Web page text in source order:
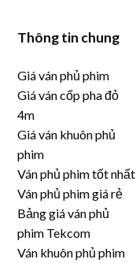
Thông tin chung
Giá ván phủ phim
Giá ván cốp pha đỏ
4m
Giá ván khuôn phủ
phim
Ván phủ phim tốt nhất
Ván phủ phim giá rẻ
Bảng giá ván phủ
phim Tekcom
Ván khuôn phủ phim